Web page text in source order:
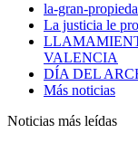
la-gran-
La justicia le
VALENCIA
DÍA DEL
Más noticias
Noticias más leídas